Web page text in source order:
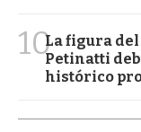
10La figura del
Petinatti
histórico